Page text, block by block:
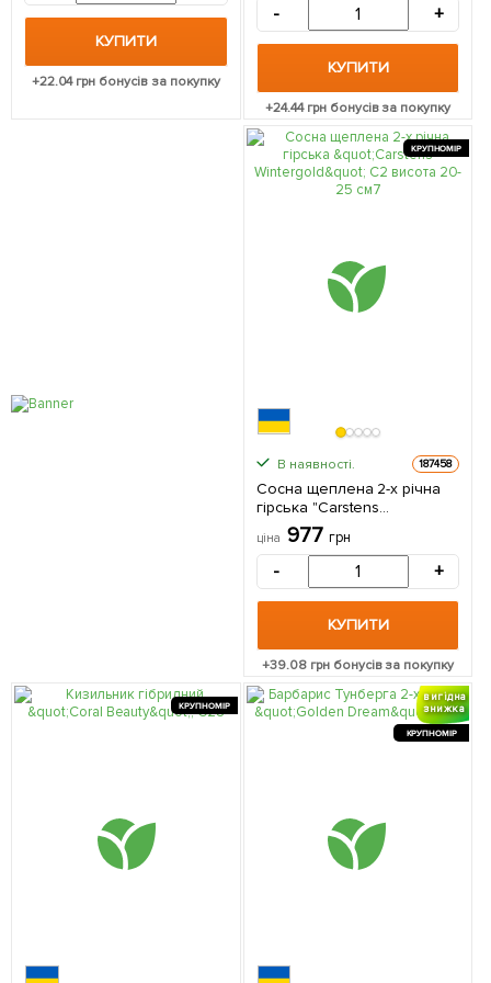
КУПИТИ
+22.04грн бонусів за покупку
- +
КУПИТИ
+24.44грн бонусів за покупку
КРУПНОМІР
В наявності. 187458
Сосна щеплена 2-х річна
гірська "Carstens
Wintergold" С2 висота 20-25
см 1 саджанець в упаковці
ціна 977 грн
- +
КУПИТИ
+39.08грн бонусів за покупку
КРУПНОМІР
вигідна
знижка
КРУПНОМІР